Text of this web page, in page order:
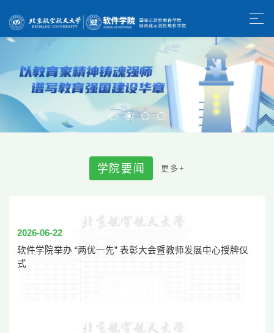
学 院要 闻 更 多 +
2026-06-22
软件学院举办 “两优一先” 表彰大会暨教师发展中心授牌仪
式